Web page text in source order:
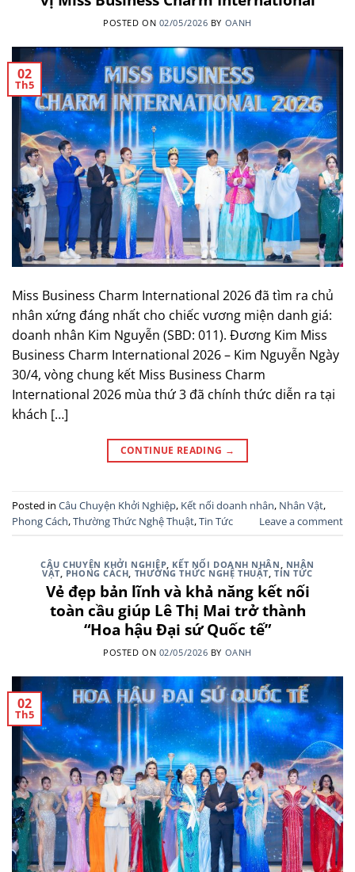
POSTED ON 02/05/2026 BY OANH
02
Th5
Miss Business Charm International 2026 đã tìm ra chủ
nhân xứng đáng nhất cho chiếc vương miện danh giá:
doanh nhân Kim Nguyễn (SBD: 011). Đương Kim Miss
Business Charm International 2026 – Kim Nguyễn Ngày
30/4, vòng chung kết Miss Business Charm
International 2026 mùa thứ 3 đã chính thức diễn ra tại
khách […]
CONTINUE READING →
Posted in Câu Chuyện Khởi Nghiệp, Kết nối doanh nhân, Nhân Vật,
Phong Cách,Thường Thức Nghệ Thuật,Tin Tức Leave a comment
CÂU CHUYỆN KHỞI NGHIỆP, KẾT NỐI DOANH NHÂN, NHÂN
VẬT, PHONG CÁCH, THƯỜNG THỨC NGHỆ THUẬT,TIN TỨC
Vẻ đẹp bản lĩnh và khả năng kết nối
toàn cầu giúp Lê Thị Mai trở thành
“Hoa hậu Đại sứ Quốc tế”
POSTED ON 02/05/2026 BY OANH
02
Th5